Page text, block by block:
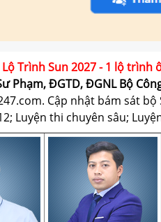
Lộ Trình Sun 2027 - 1 lộ trình
Phạm, ĐGTD, ĐGNL Bộ
Cập nhật bám sát bộ
Luyện thi chuyên sâu;